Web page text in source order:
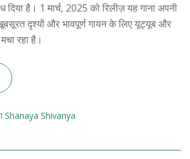
दिया है। 1 मार्च, 2025 को रिलीज़ यह गाना अपनी
खूबसूरत दृश्यों और भावपूर्ण गायन के लिए यूट्यूब और
रहा है।
Shanaya Shivanya